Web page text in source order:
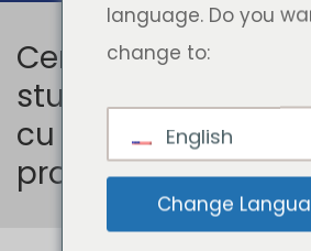
Ceremonia de
studenților de la
cu frecvență
promoția 2023
language. Do you
change to:
English
Change